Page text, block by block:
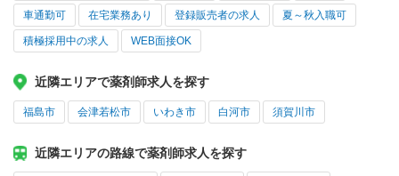
車通勤可 在宅業務あり 登録販売者の求人 夏～秋入職可
積極採用中の求人 WEB面接OK
近隣エリアで薬剤師求人を探す
福島市 会津若松市 いわき市 白河市 須賀川市
近隣エリアの路線で薬剤師求人を探す